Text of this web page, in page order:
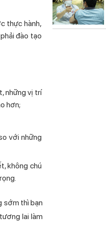
thực hành,
đào tạo
những vị trí
hơn;
với những
không chú
sớm thì bạn
lai làm